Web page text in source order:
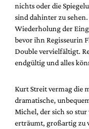
nichts oder die
sind dahinter zu
Wiederholung der
bevor ihn Regisseurin
Double vervielfältigt.
endgültig und alles
Kurt Streit vermag die
dramatische,
Michel, der sich so
erträumt, großartig zu